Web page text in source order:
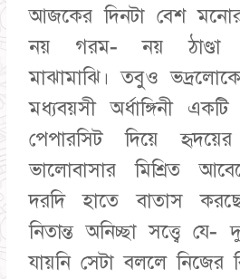
আজকের দিনটা বেশ
নয় গরম- নয় ঠাণ্ডা
মাঝামাঝি। তবুও
মধ্যবয়সী অর্ধাঙ্গিনী
পেপারসিট দিয়ে
ভালোবাসার মিশ্রিত
দরদি হাতে বাতাস
নিতান্ত অনিচ্ছা সত্ত্বে
যায়নি সেটা বললে নিজের